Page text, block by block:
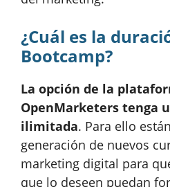
¿Cuál es la
Bootcamp?
La opción de la
OpenMarketers tenga
ilimitada. Para ello
generación de nuevos
marketing digital para
que lo deseen puedan